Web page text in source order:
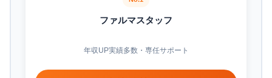
ファルマスタッフ
年収UP実績多数・専任サポート